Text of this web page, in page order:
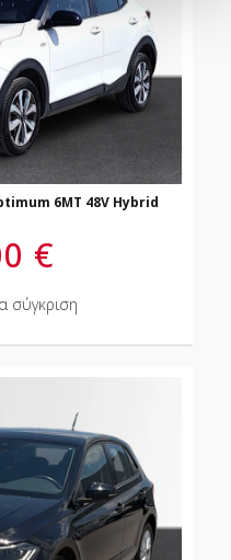
6MT 48V Hybrid
€
σύγκριση